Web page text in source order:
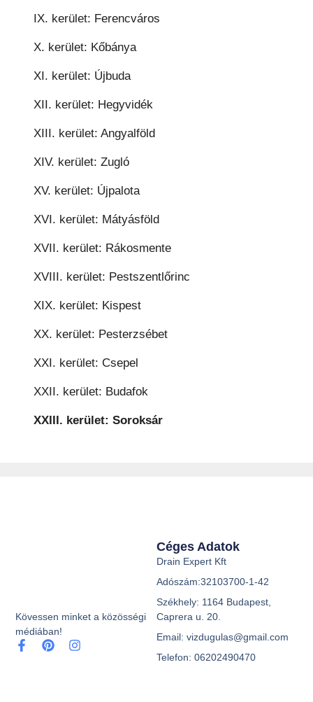
IX. kerület: Ferencváros
X. kerület: Kőbánya
XI. kerület: Újbuda
XII. kerület: Hegyvidék
XIII. kerület: Angyalföld
XIV. kerület: Zugló
XV. kerület: Újpalota
XVI. kerület: Mátyásföld
XVII. kerület: Rákosmente
XVIII. kerület: Pestszentlőrinc
XIX. kerület: Kispest
XX. kerület: Pesterzsébet
XXI. kerület: Csepel
XXII. kerület: Budafok
XXIII. kerület: Soroksár
Kövessen minket a közösségi
médiában!
Céges Adatok
Drain Expert Kft
Adószám:32103700-1-42
Székhely: 1164 Budapest,
Caprera u. 20.
Email: vizdugulas@gmail.com
Telefon: 06202490470